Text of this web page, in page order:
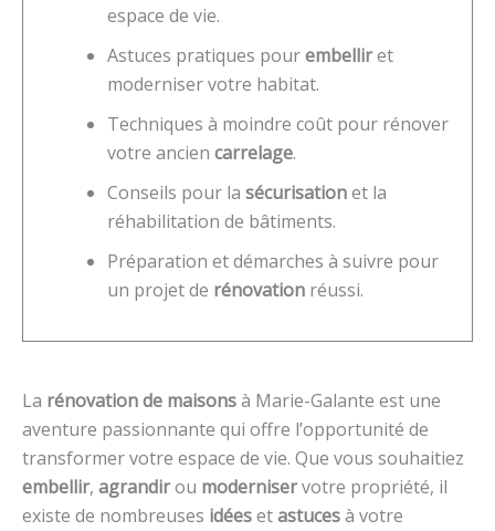
espace de vie.
Astuces pratiques pourembelliret
moderniser votre habitat.
Techniques à moindre coût pour rénover
votre ancien carrelage.
Conseils pour la sécurisationet la
réhabilitation de bâtiments.
Préparation et démarches à suivre pour
un projet de rénovation réussi.
La rénovation de maisonsà Marie-Galante est une
aventure passionnante qui offre l’opportunité de
transformer votre espace de vie. Que vous souhaitiez
embellir, agrandirou moderniservotre propriété, il
existe de nombreuses idéesetastucesà votre